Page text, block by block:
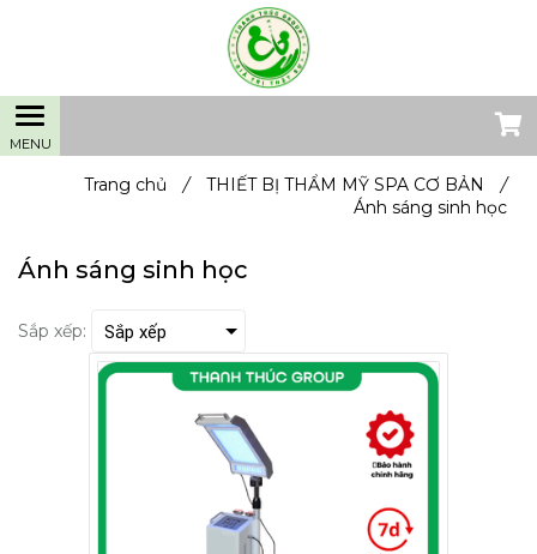
Ánh sáng sinh học
Sắp xếp:
Trang chủ / THIẾT BỊ THẨM MỸ SPA CƠ BẢN
/
Ánh sáng sinh học